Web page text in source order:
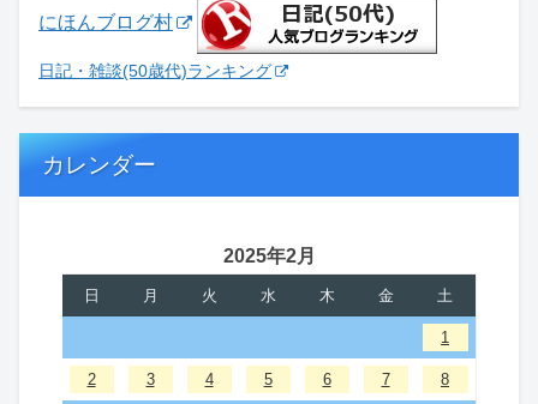
にほんブログ村
日記・雑談(50歳代)ランキング
カレンダー
2025年2月
日 月 火 水 木 金 土
1
2 3 4 5 6 7 8